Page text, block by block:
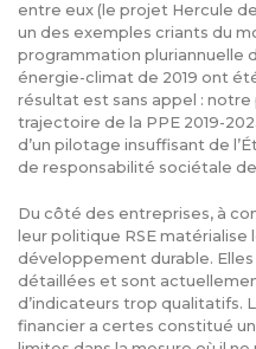
entre eux (le projet Hercule
un des exemples criants du
programmation pluriannuelle
énergie-climat de 2019 ont
résultat est sans appel : notre
trajectoire de la PPE 2019-
d’un pilotage insuffisant de
de responsabilité sociétale
Du côté des entreprises, à
leur politique RSE matérialise
développement durable.
détaillées et sont
d’indicateurs trop qualitatifs.
financier a certes constitué